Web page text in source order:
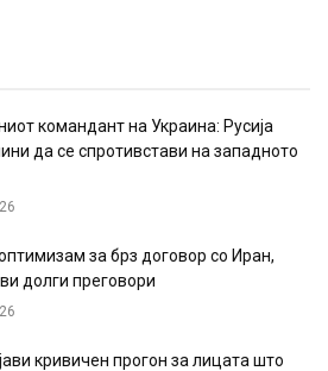
командант на Украина: Русија
да се спротивстави на западното
за брз договор со Иран,
долги преговори
кривичен прогон за лицата што